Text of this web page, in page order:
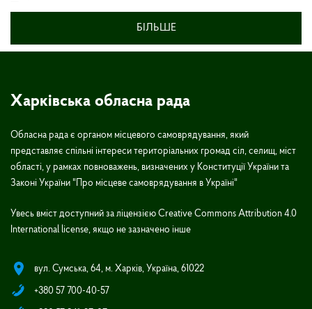
БІЛЬШЕ
Харківська обласна рада
Обласна рада є органом місцевого самоврядування, який
представляє спільні інтереси територіальних громад сіл, селищ, міст
області, у рамках повноважень, визначених у Конституції України та
Законі України "Про місцеве самоврядування в Україні"
Увесь вміст доступний за ліцензією Creative Commons Attribution 4.0
International license, якщо не зазначено інше
вул. Сумська, 64, м. Харків, Україна, 61022
+380 57 700-40-57